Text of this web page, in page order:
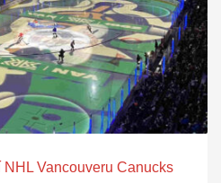
Vancouveru Canucks